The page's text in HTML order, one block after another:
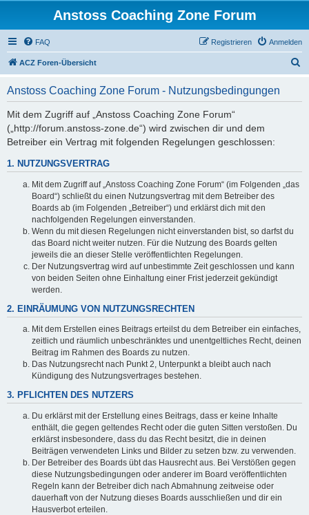
Anstoss Coaching Zone Forum
FAQ Anmelden
Registrieren
ACZ Foren-Übersicht
Anstoss Coaching Zone Forum - Nutzungsbedingungen
Mit dem Zugriff auf „Anstoss Coaching Zone Forum“
(„http://forum.anstoss-zone.de“) wird zwischen dir und dem
Betreiber ein Vertrag mit folgenden Regelungen geschlossen:
1. NUTZUNGSVERTRAG
Mit dem Zugriff auf „Anstoss Coaching Zone Forum“ (im Folgenden „das
Board“) schließt du einen Nutzungsvertrag mit dem Betreiber des
Boards ab (im Folgenden „Betreiber“) und erklärst dich mit den
nachfolgenden Regelungen einverstanden.
Wenn du mit diesen Regelungen nicht einverstanden bist, so darfst du
das Board nicht weiter nutzen. Für die Nutzung des Boards gelten
jeweils die an dieser Stelle veröffentlichten Regelungen.
Der Nutzungsvertrag wird auf unbestimmte Zeit geschlossen und kann
von beiden Seiten ohne Einhaltung einer Frist jederzeit gekündigt
werden.
2. EINRÄUMUNG VON NUTZUNGSRECHTEN
Mit dem Erstellen eines Beitrags erteilst du dem Betreiber ein einfaches,
zeitlich und räumlich unbeschränktes und unentgeltliches Recht, deinen
Beitrag im Rahmen des Boards zu nutzen.
Das Nutzungsrecht nach Punkt 2, Unterpunkt a bleibt auch nach
Kündigung des Nutzungsvertrages bestehen.
3. PFLICHTEN DES NUTZERS
Du erklärst mit der Erstellung eines Beitrags, dass er keine Inhalte
enthält, die gegen geltendes Recht oder die guten Sitten verstoßen. Du
erklärst insbesondere, dass du das Recht besitzt, die in deinen
Beiträgen verwendeten Links und Bilder zu setzen bzw. zu verwenden.
Der Betreiber des Boards übt das Hausrecht aus. Bei Verstößen gegen
diese Nutzungsbedingungen oder anderer im Board veröffentlichten
Regeln kann der Betreiber dich nach Abmahnung zeitweise oder
dauerhaft von der Nutzung dieses Boards ausschließen und dir ein
Hausverbot erteilen.